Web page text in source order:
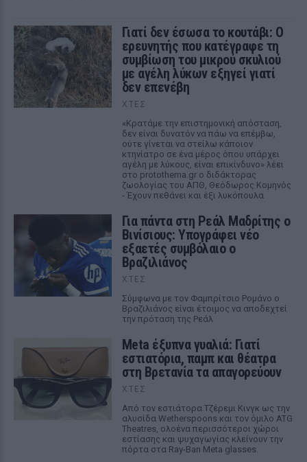
Γιατί δεν έσωσα το κουτάβι: Ο
ερευνητής που κατέγραφε τη
συμβίωση του μικρού σκυλιού
με αγέλη λύκων εξηγεί γιατί
δεν επενέβη
ΧΤΕΣ
«Κρατάμε την επιστημονική απόσταση,
δεν είναι δυνατόν να πάω να επέμβω,
ούτε γίνεται να στείλω κάποιον
κτηνίατρο σε ένα μέρος όπου υπάρχει
αγέλη με λύκους, είναι επικίνδυνο» λέει
στο protothema.gr ο διδάκτορας
ζωολογίας του ΑΠΘ, Θεόδωρος Κομηνός
- Έχουν πεθάνει και έξι λυκόπουλα
Για πάντα στη Ρεάλ Μαδρίτης ο
Βινίσιους: Υπογράφει νέο
εξαετές συμβόλαιο ο
Βραζιλιάνος
ΧΤΕΣ
Σύμφωνα με τον Φαμπρίτσιο Ρομάνο ο
Βραζιλιάνος είναι έτοιμος να αποδεχτεί
την πρόταση της Ρεάλ
Meta έξυπνα γυαλιά: Γιατί
εστιατόρια, παμπ και θέατρα
στη Βρετανία τα απαγορεύουν
ΧΤΕΣ
Από τον εστιάτορα Τζέρεμι Κινγκ ως την
αλυσίδα Wetherspoons και τον όμιλο ATG
Theatres, ολοένα περισσότεροι χώροι
εστίασης και ψυχαγωγίας κλείνουν την
πόρτα στα Ray-Ban Meta glasses.